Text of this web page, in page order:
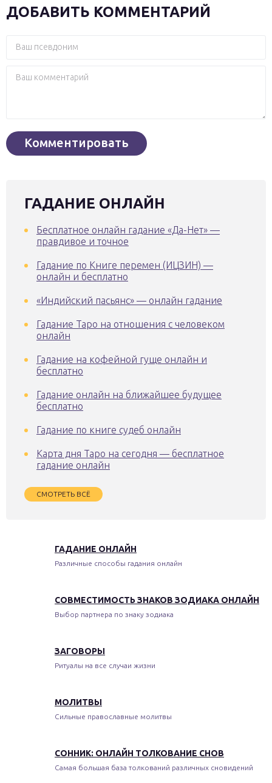
ДОБАВИТЬ КОММЕНТАРИЙ
ГАДАНИЕ ОНЛАЙН
Бесплатное онлайн гадание «Да-Нет» —
правдивое и точное
Гадание по Книге перемен (ИЦЗИН) —
онлайн и бесплатно
«Индийский пасьянс» — онлайн гадание
Гадание Таро на отношения с человеком
онлайн
Гадание на кофейной гуще онлайн и
бесплатно
Гадание онлайн на ближайшее будущее
бесплатно
Гадание по книге судеб онлайн
Карта дня Таро на сегодня — бесплатное
гадание онлайн
СМОТРЕТЬ ВСЁ
ГАДАНИЕ ОНЛАЙН
Различные способы гадания онлайн
СОВМЕСТИМОСТЬ ЗНАКОВ ЗОДИАКА ОНЛАЙН
Выбор партнера по знаку зодиака
ЗАГОВОРЫ
Ритуалы на все случаи жизни
МОЛИТВЫ
Сильные православные молитвы
СОННИК: ОНЛАЙН ТОЛКОВАНИЕ СНОВ
Самая большая база толкований различных сновидений